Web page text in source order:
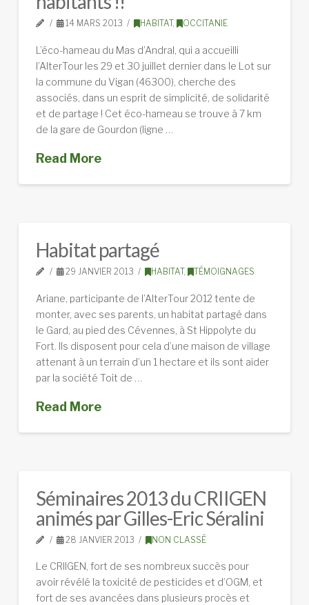
14 MARS 2013 HABITAT, OCCITANIE
L’éco-hameau du Mas d’Andral, qui a accueilli
l’AlterTour les 29 et 30 juillet dernier dans le Lot sur
la commune du Vigan (46300), cherche des
associés, dans un esprit de simplicité, de solidarité
et de partage ! Cet éco-hameau se trouve à 7 km
de la gare de Gourdon (ligne …
Read More
Habitat partagé
29 JANVIER 2013 HABITAT, TÉMOIGNAGES
Ariane, participante de l’AlterTour 2012 tente de
monter, avec ses parents, un habitat partagé dans
le Gard, au pied des Cévennes, à St Hippolyte du
Fort. Ils disposent pour cela d’une maison de village
attenant à un terrain d’un 1 hectare et ils sont aider
par la société Toit de …
Read More
Séminaires 2013 du CRIIGEN
animés par Gilles-Eric Séralini
28 JANVIER 2013 NON CLASSÉ
Le CRIIGEN, fort de ses nombreux succès pour
avoir révélé la toxicité de pesticides et d’OGM, et
fort de ses avancées dans plusieurs procès et